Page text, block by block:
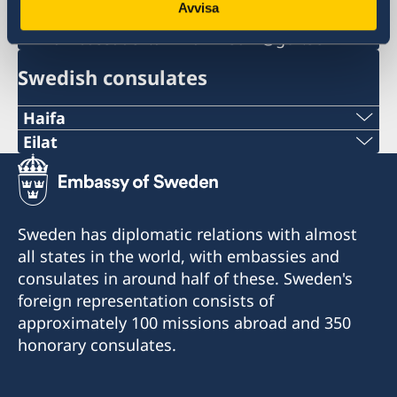
Avvisa
Visa and migration inquiries
ambassaden.amman-visum@gov.se
Swedish consulates
Haifa
Phone 1
+972 4 864 31 62
+972 4 864 31 65
Fax
+972 4 866 49 02
Eilat
Phone
+972 (0)8 6348038
Fax
+972 (0)8 6347021
Consulte of Sweden
Mor Center 2nd floor
Sweden has diplomatic relations with almost
all states in the world, with embassies and
consulates in around half of these. Sweden's
foreign representation consists of
approximately 100 missions abroad and 350
honorary consulates.